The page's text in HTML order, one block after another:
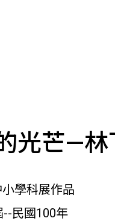
光芒—
學科展作品
--民國100年